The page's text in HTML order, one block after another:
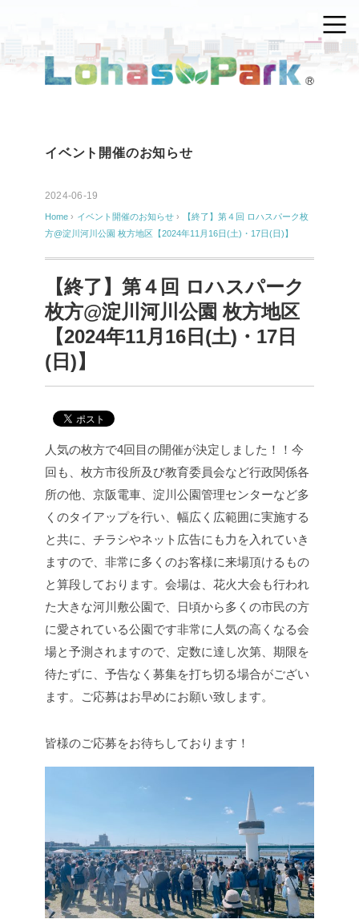
イベント開催のお知らせ
2024-06-19
Home › イベント開催のお知らせ ›
【終了】第４回 ロハスパーク枚
方@淀川河川公園 枚方地区【2024年11月16日(土)・17日(日)】
【終了】第４回 ロハスパーク
枚方@淀川河川公園 枚方地区
【2024年11月16日(土)・17日
(日)】
人気の枚方で4回目の開催が決定しました！！ 今
回も、枚方市役所及び教育委員会など行政関係各
所の他、京阪電車、淀川公園管理センターなど多
くのタイアップを行い、幅広く広範囲に実施する
と共に、チラシやネット広告にも力を入れていき
ますので、非常に多くのお客様に来場頂けるもの
と算段しております。 会場は、花火大会も行われ
た大きな河川敷公園で、日頃から多くの市民の方
に愛されている公園です非常に人気の高くなる会
場と予測されますので、定数に達し次第、期限を
待たずに、予告なく募集を打ち切る場合がござい
ます。
ご応募はお早めにお願い致します。
皆様のご応募をお待ちしております！